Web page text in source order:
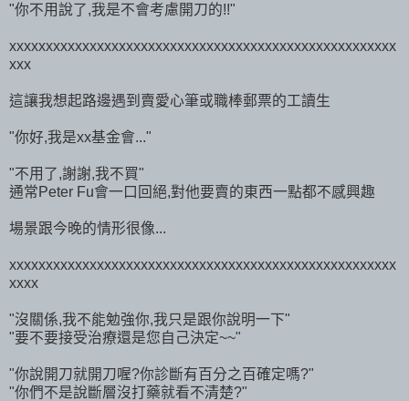
"你不用說了,我是不會考慮開刀的!!"
xxxxxxxxxxxxxxxxxxxxxxxxxxxxxxxxxxxxxxxxxxxxxxxxxxxxx
xxx
這讓我想起路邊遇到賣愛心筆或職棒郵票的工讀生
"你好,我是xx基金會..."
"不用了,謝謝,我不買"
通常Peter Fu會一口回絕,對他要賣的東西一點都不感興趣
場景跟今晚的情形很像...
xxxxxxxxxxxxxxxxxxxxxxxxxxxxxxxxxxxxxxxxxxxxxxxxxxxxx
xxxx
"沒關係,我不能勉強你,我只是跟你說明一下"
"要不要接受治療還是您自己決定~~"
"你說開刀就開刀喔?你診斷有百分之百確定嗎?"
"你們不是說斷層沒打藥就看不清楚?"